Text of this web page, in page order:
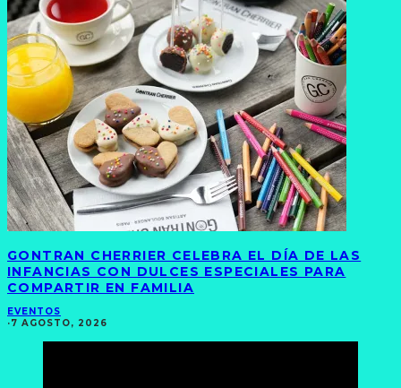
GONTRAN CHERRIER CELEBRA EL DÍA DE LAS
INFANCIAS CON DULCES ESPECIALES PARA
COMPARTIR EN FAMILIA
EVENTOS
·7 AGOSTO, 2026